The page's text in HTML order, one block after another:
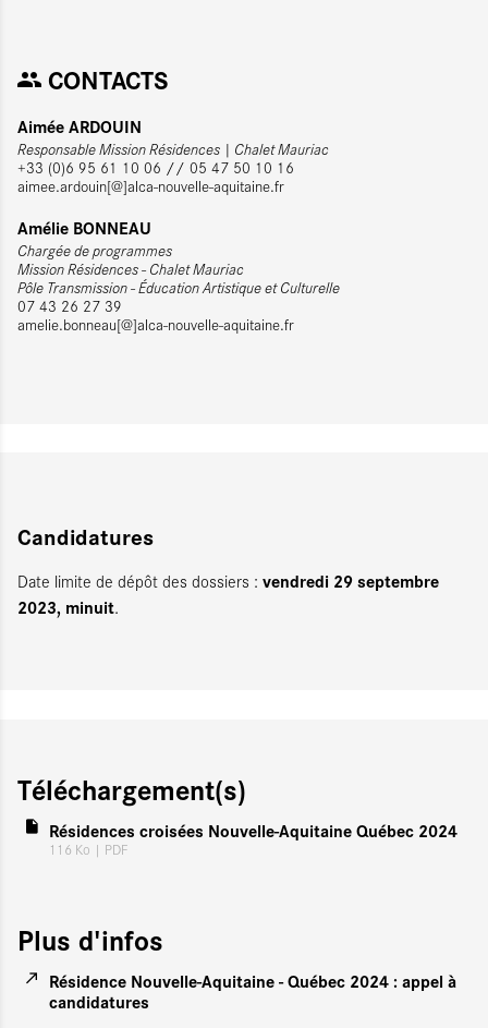
CONTACTS
Aimée ARDOUIN
Responsable Mission Résidences | Chalet Mauriac
+33 (0)6 95 61 10 06 // 05 47 50 10 16
aimee.ardouin[@]alca-nouvelle-aquitaine.fr
Amélie BONNEAU
Chargée de programmes
Mission Résidences - Chalet Mauriac
Pôle Transmission - Éducation Artistique et Culturelle
07 43 26 27 39
amelie.bonneau[@]alca-nouvelle-aquitaine.fr
Candidatures
Date limite de dépôt des dossiers : vendredi 29 septembre
2023, minuit.
Téléchargement(s)
Résidences croisées Nouvelle-Aquitaine Québec 2024
116 Ko | PDF
Plus d'infos
Résidence Nouvelle-Aquitaine - Québec 2024 : appel à
candidatures